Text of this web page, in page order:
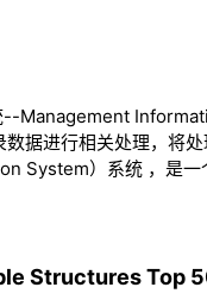
Management
据进行相关处理，将
System）系统 ，是一
Structures Top